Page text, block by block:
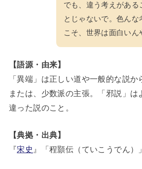
でも、違う考えがある
とじゃないで。色んな
こそ、世界は面白いん
【語源・由来】
「異端」は正しい道や一般的な説か
または、少数派の主張。「邪説」は
違った説のこと。
【典拠・出典】
『宋史 』「程顥伝（ていこうでん）」